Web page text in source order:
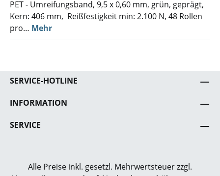
PET - Umreifungsband, 9,5 x 0,60 mm, grün, geprägt,
Kern: 406 mm, Reißfestigkeit min: 2.100 N, 48 Rollen
pro… Mehr
SERVICE-HOTLINE
INFORMATION
SERVICE
Alle Preise inkl. gesetzl. Mehrwertsteuer zzgl.